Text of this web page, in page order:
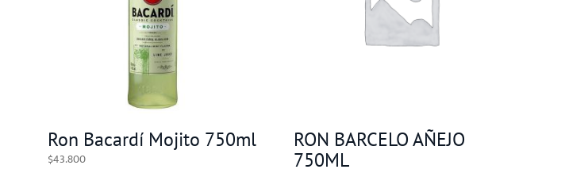
Ron Bacardí Mojito 750ml
$43.800
RON BARCELO AÑEJO
750ML